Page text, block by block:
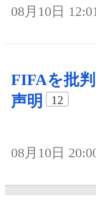
08月10日 12:01
FIFAを批
声明
12
08月10日